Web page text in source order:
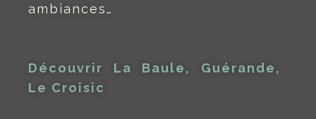
ambiances…
Découvrir La Baule, Guérande,
Le Croisic